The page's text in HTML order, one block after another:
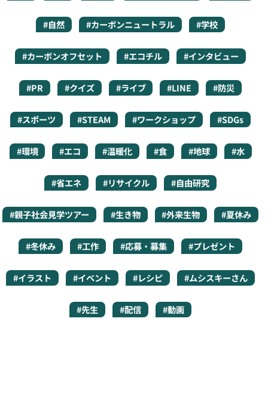
#自然 #カーボンニュートラル #学校
#カーボンオフセット #エコチル #インタビュー
#PR #クイズ #ライブ #LINE #防災
#スポーツ #STEAM #ワークショップ #SDGs
#環境 #エコ #温暖化 #食 #地球 #水
#省エネ #リサイクル #自由研究
#親子社会見学ツアー #生き物 #外来生物 #夏休み
#冬休み #工作 #応募・募集 #プレゼント
#イラスト #イベント #レシピ #ムシスキーさん
#先生 #配信 #動画